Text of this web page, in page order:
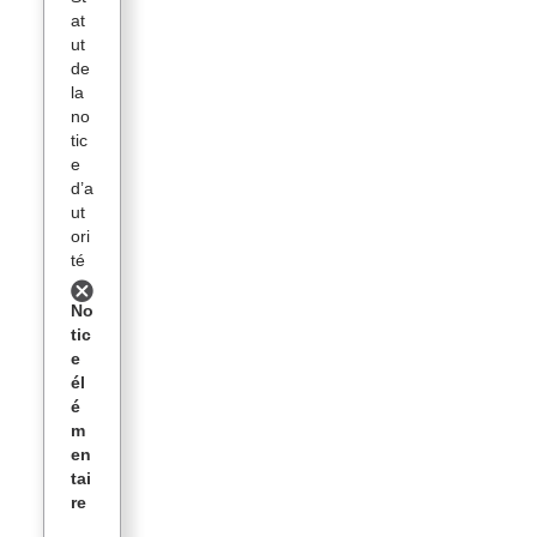
at
ut
de
la
no
tic
e
d’a
ut
ori
té
No
tic
e
él
é
m
en
tai
re